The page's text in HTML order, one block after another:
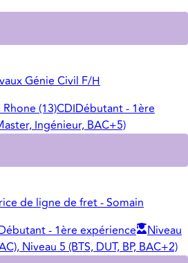
Génie Civil F/H
(13)CDIDébutant - 1ère
Ingénieur, BAC+5)
de ligne de fret - Somain
- 1ère expérience
Niveau
Niveau 5 (BTS, DUT, BP, BAC+2)